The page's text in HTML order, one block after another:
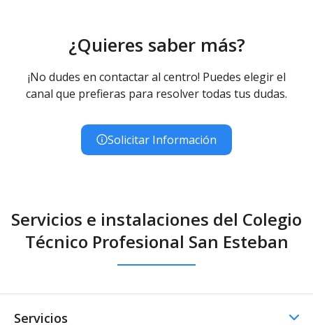
¿Quieres saber más?
¡No dudes en contactar al centro! Puedes elegir el
canal que prefieras para resolver todas tus dudas.
Solicitar Información
Servicios e instalaciones del Colegio
Técnico Profesional San Esteban
Servicios